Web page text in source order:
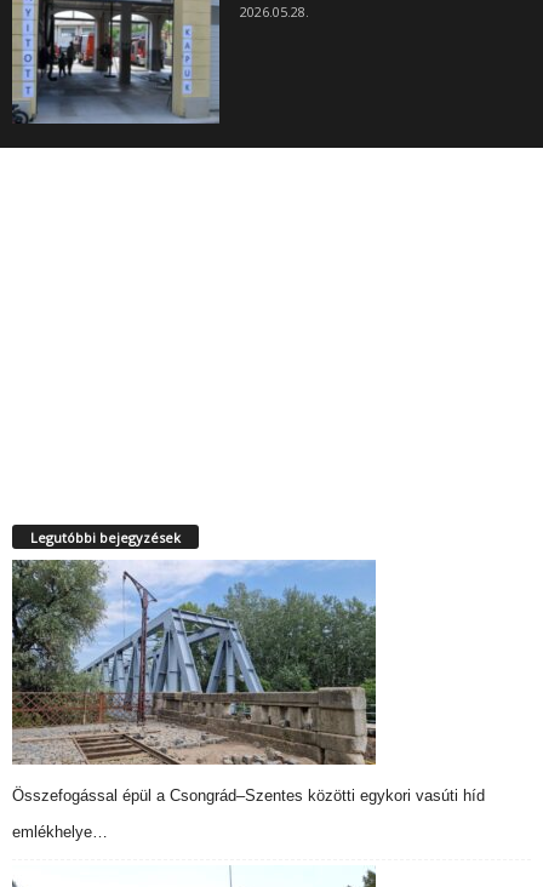
2026.05.28.
Legutóbbi bejegyzések
Összefogással épül a Csongrád–Szentes közötti egykori vasúti híd
emlékhelye…